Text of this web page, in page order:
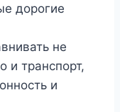
дорогие
не
и транспорт,
и